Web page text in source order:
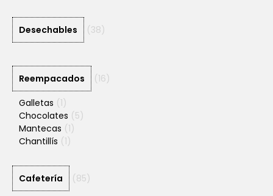
Desechables (38)
Reempacados
(16)
Galletas (1)
Chocolates (5)
Mantecas (1)
Chantillís (1)
Cafetería
(85)